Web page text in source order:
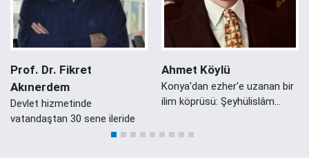
Prof. Dr. Fikret
Akınerdem
Devlet hizmetinde
vatandaştan 30 sene ileride
Ahmet Köylü
Konya'dan ezher'e uzanan bir
ilim köprüsü: Şeyhülislâm
Konyalı Damadı Ali Zeki Efendi